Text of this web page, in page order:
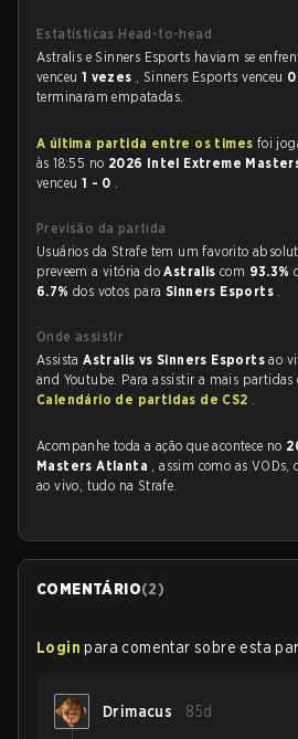
Estatísticas Head-to-head
Astralis e Sinners Esports haviam se
venceu 1 vezes , Sinners Esports venceu
terminaram empatadas.
A última partida entre os times foi
às 18:55 no 2026 Intel Extreme
venceu 1 - 0 .
Previsão da partida
Usuários da Strafe tem um favorito
preveem a vitória doAstraliscom 93.3%
6.7% dos votos para Sinners Esports .
Onde assistir
AssistaAstralis vs Sinners Esportsao
and Youtube. Para assistir a mais partidas
Calendário de partidas de CS2 .
Acompanhe toda a ação que acontece no
Masters Atlanta , assim como as VODs,
ao vivo, tudo na Strafe.
COMENTÁRIO(2)
Login para comentar sobre esta
Drimacus 85d